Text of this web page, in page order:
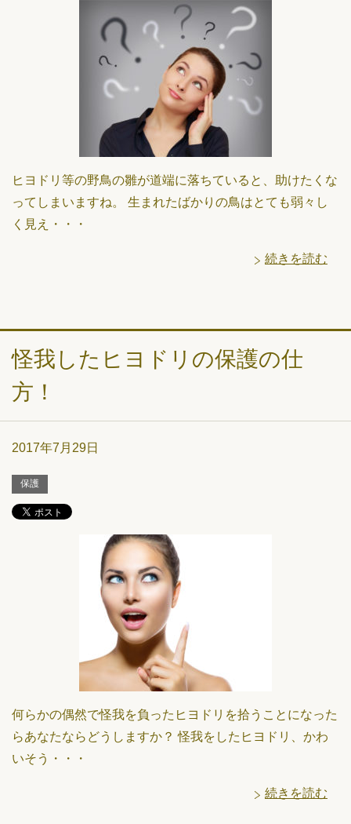
ヒヨドリ等の野鳥の雛が道端に落ちていると、助けたくな
ってしまいますね。 生まれたばかりの鳥はとても弱々し
く見え・・・
続きを読む
怪我したヒヨドリの保護の仕
方！
2017年7月29日
保護
何らかの偶然で怪我を負ったヒヨドリを拾うことになった
らあなたならどうしますか？ 怪我をしたヒヨドリ、かわ
いそう・・・
続きを読む